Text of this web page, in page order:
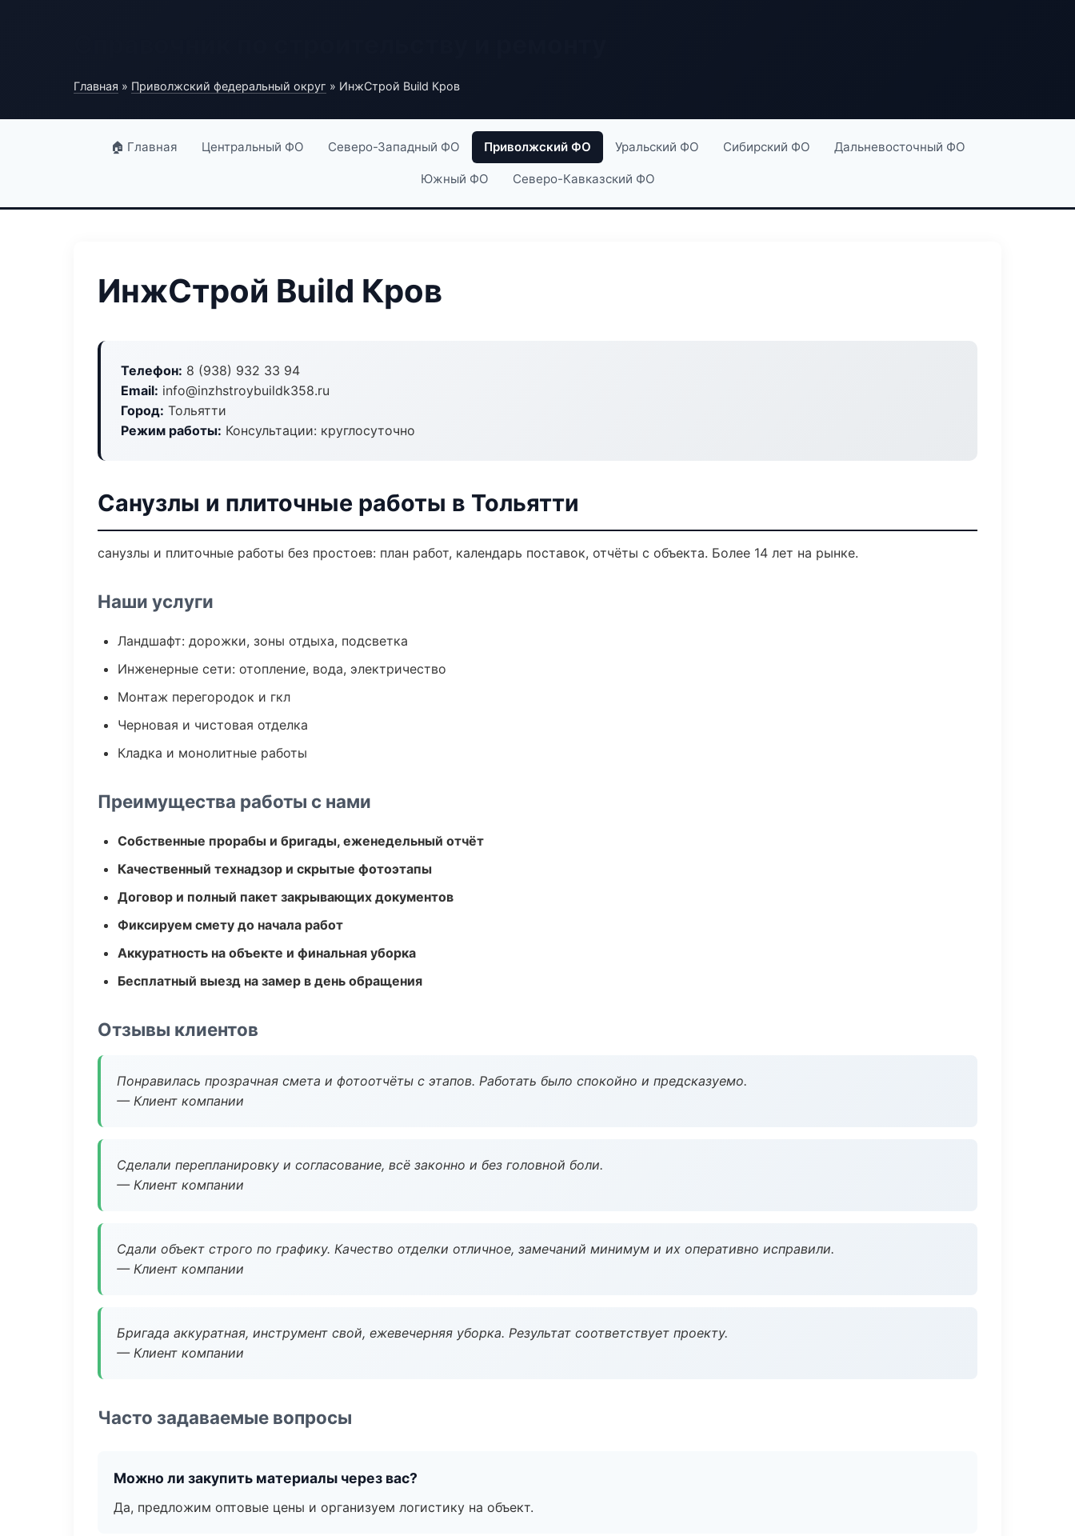
Главная » Приволжский федеральный округ » ИнжСтрой Build Кров
🏠 Главная Центральный ФО Северо-Западный ФО Приволжский ФО Уральский ФО Сибирский ФО Дальневосточный ФО
Южный ФО Северо-Кавказский ФО
ИнжСтрой Build Кров
Телефон: 8 (938) 932 33 94
Email: info@inzhstroybuildk358.ru
Город: Тольятти
Режим работы: Консультации: круглосуточно
Санузлы и плиточные работы в Тольятти
санузлы и плиточные работы без простоев: план работ, календарь поставок, отчёты с объекта. Более 14 лет на рынке.
Наши услуги
Ландшафт: дорожки, зоны отдыха, подсветка
Инженерные сети: отопление, вода, электричество
Монтаж перегородок и гкл
Черновая и чистовая отделка
Кладка и монолитные работы
Преимущества работы с нами
Собственные прорабы и бригады, еженедельный отчёт
Качественный технадзор и скрытые фотоэтапы
Договор и полный пакет закрывающих документов
Фиксируем смету до начала работ
Аккуратность на объекте и финальная уборка
Бесплатный выезд на замер в день обращения
Отзывы клиентов
Понравилась прозрачная смета и фотоотчёты с этапов. Работать было спокойно и предсказуемо.
— Клиент компании
Сделали перепланировку и согласование, всё законно и без головной боли.
— Клиент компании
Сдали объект строго по графику. Качество отделки отличное, замечаний минимум и их оперативно исправили.
— Клиент компании
Бригада аккуратная, инструмент свой, ежевечерняя уборка. Результат соответствует проекту.
— Клиент компании
Часто задаваемые вопросы
Можно ли закупить материалы через вас?
Да, предложим оптовые цены и организуем логистику на объект.